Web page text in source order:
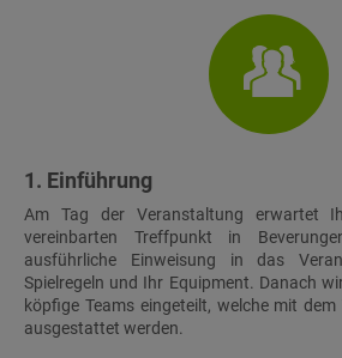
1. Einführung
Am Tag der Veranstaltung erwartet
vereinbarten Treffpunkt in
ausführliche Einweisung in das
Spielregeln und Ihr Equipment. Danach
köpfige Teams eingeteilt, welche mit
ausgestattet werden.